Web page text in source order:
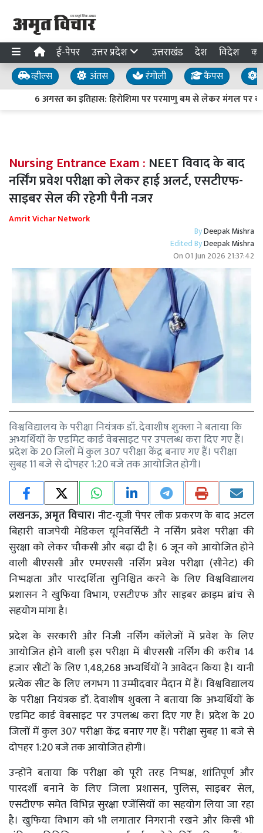
ई-पेपर उत्तर प्रदेश उत्तराखंड देश विदेश
व्हील्स अंतस रंगोली कैंपस
6 अगस्त का इतिहास: हिरोशिमा पर परमाणु बम से लेकर मंगल पर
Nursing Entrance Exam : NEET विवाद के बाद
नर्सिंग प्रवेश परीक्षा को लेकर हाई अलर्ट, एसटीएफ-
साइबर सेल की रहेगी पैनी नजर
Amrit Vichar Network
ByDeepak Mishra
Edited ByDeepak Mishra
On01 Jun 2026 21:37:42
विश्वविद्यालय के परीक्षा नियंत्रक डॉ. देवाशीष शुक्ला ने बताया कि
अभ्यर्थियों के एडमिट कार्ड वेबसाइट पर उपलब्ध करा दिए गए हैं।
प्रदेश के 20 जिलों में कुल 307 परीक्षा केंद्र बनाए गए हैं। परीक्षा
सुबह 11 बजे से दोपहर 1:20 बजे तक आयोजित होगी।
लखनऊ, अमृत विचार।नीट-यूजी पेपर लीक प्रकरण के बाद अटल
बिहारी वाजपेयी मेडिकल यूनिवर्सिटी ने नर्सिंग प्रवेश परीक्षा की
सुरक्षा को लेकर चौकसी और बढ़ा दी है। 6 जून को आयोजित होने
वाली बीएससी और एमएससी नर्सिंग प्रवेश परीक्षा (सीनेट) की
निष्पक्षता और पारदर्शिता सुनिश्चित करने के लिए विश्वविद्यालय
प्रशासन ने खुफिया विभाग, एसटीएफ और साइबर क्राइम ब्रांच से
सहयोग मांगा है।
प्रदेश के सरकारी और निजी नर्सिंग कॉलेजों में प्रवेश के लिए
आयोजित होने वाली इस परीक्षा में बीएससी नर्सिंग की करीब 14
हजार सीटों के लिए 1,48,268 अभ्यर्थियों ने आवेदन किया है। यानी
प्रत्येक सीट के लिए लगभग 11 उम्मीदवार मैदान में हैं। विश्वविद्यालय
के परीक्षा नियंत्रक डॉ. देवाशीष शुक्ला ने बताया कि अभ्यर्थियों के
एडमिट कार्ड वेबसाइट पर उपलब्ध करा दिए गए हैं। प्रदेश के 20
जिलों में कुल 307 परीक्षा केंद्र बनाए गए हैं। परीक्षा सुबह 11 बजे से
दोपहर 1:20 बजे तक आयोजित होगी।
उन्होंने बताया कि परीक्षा को पूरी तरह निष्पक्ष, शांतिपूर्ण और
पारदर्शी बनाने के लिए जिला प्रशासन, पुलिस, साइबर सेल,
एसटीएफ समेत विभिन्न सुरक्षा एजेंसियों का सहयोग लिया जा रहा
है। खुफिया विभाग को भी लगातार निगरानी रखने और किसी भी